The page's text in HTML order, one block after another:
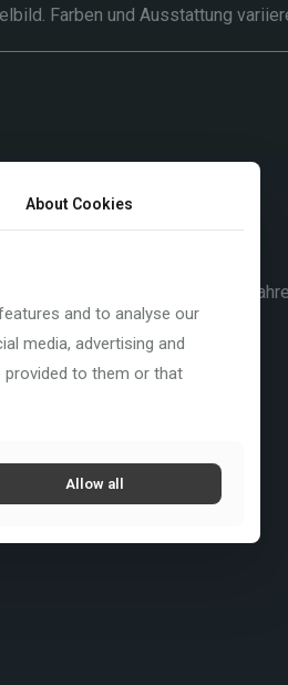
Farben und Ausstattung
konkurrieren oder hart
schön zu fahren.‘
About Cookies
and to analyse our
media, advertising and
provided to them or that
Allow all